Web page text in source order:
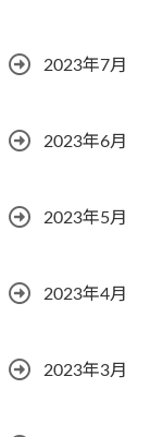
2023年7月
2023年6月
2023年5月
2023年4月
2023年3月